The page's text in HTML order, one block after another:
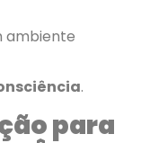
ambiente
.
para